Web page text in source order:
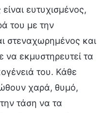
ευτυχισμένος,
του με την
στεναχωρημένος και
να εκμυστηρευτεί τα
του. Κάθε
χαρά, θυμό,
τάση να τα